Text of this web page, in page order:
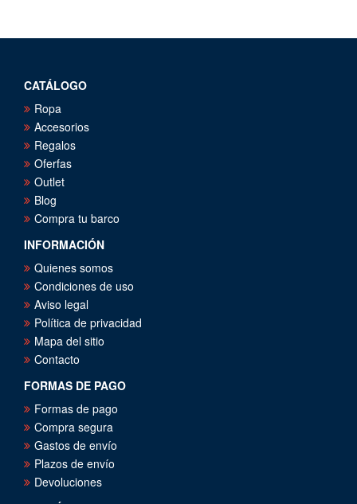
CATÁLOGO
Ropa
Accesorios
Regalos
Oferfas
Outlet
Blog
Compra tu barco
INFORMACIÓN
Quienes somos
Condiciones de uso
Aviso legal
Política de privacidad
Mapa del sitio
Contacto
FORMAS DE PAGO
Formas de pago
Compra segura
Gastos de envío
Plazos de envío
Devoluciones